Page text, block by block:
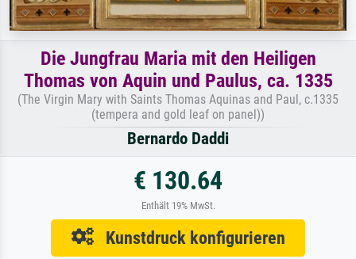
Die Jungfrau Maria mit den Heiligen
Thomas von Aquin und Paulus, ca. 1335
(The Virgin Mary with Saints Thomas Aquinas and Paul, c.1335
(tempera and gold leaf on panel))
Bernardo Daddi
€ 130.64
Enthält 19% MwSt.
Kunstdruck konfigurieren